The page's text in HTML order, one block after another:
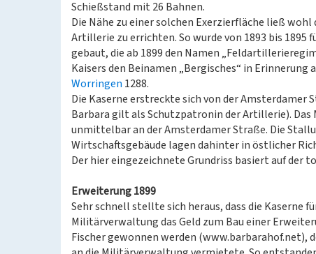
Schießstand mit 26 Bahnen.
Die Nähe zu einer solchen Exerzierfläche ließ
Artillerie zu errichten. So wurde von 1893 bis
gebaut, die ab 1899 den Namen
Kaisers den Beinamen „Bergisches“ in Erinnerung
Worringen 1288.
Die Kaserne erstreckte sich von der
Barbara gilt als Schutzpatronin der Artillerie). Das
unmittelbar an der Amsterdamer Straße. Die
Wirtschaftsgebäude lagen dahinter in östlicher
Der hier eingezeichnete Grundriss basiert auf der
Erweiterung 1899
Sehr schnell stellte sich heraus, dass die Kaserne
Militärverwaltung das Geld zum Bau einer
Fischer gewonnen werden (www.barbarahof.net),